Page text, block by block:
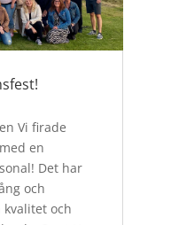
Vi firade
en
Det har
och
och